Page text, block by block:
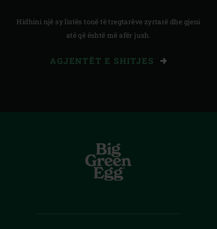
Hidhini një sy listës tonë të tregtarëve zyrtarë dhe gjeni
atë që është më afër jush.
AGJENTËT E SHITJES